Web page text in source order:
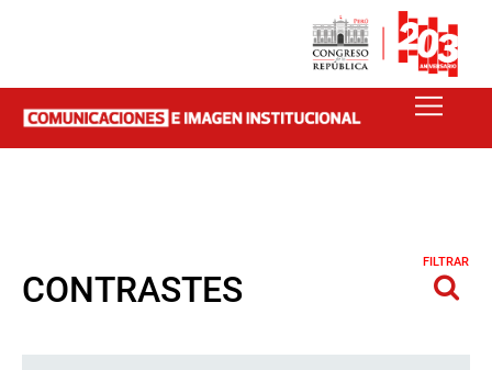
CONTRASTES
FILTRAR